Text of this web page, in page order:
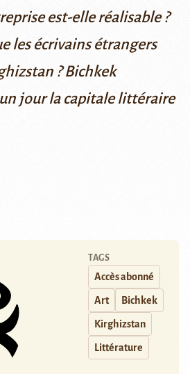
est-elle réalisable ?
les écrivains étrangers
? Bichkek
jour la capitale littéraire
TAGS
Accès abonné
Art Bichkek
Kirghizstan
Littérature